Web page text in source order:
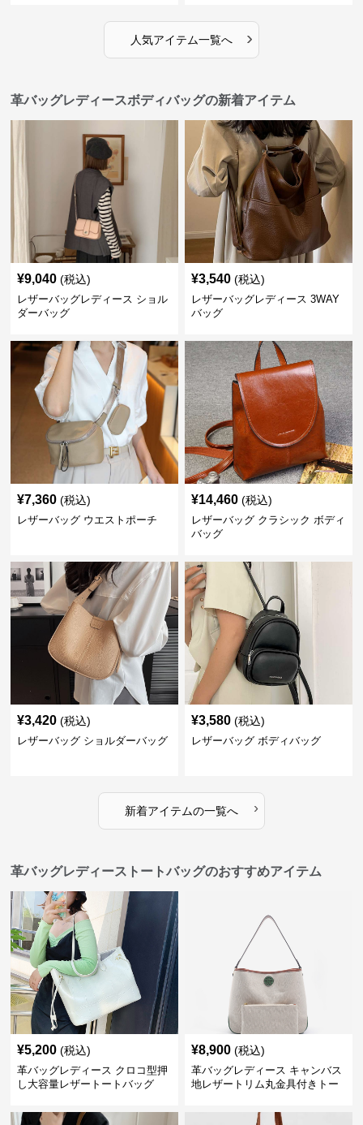
人気アイテム一覧へ ›
革バッグレディースボディバッグの新着アイテム
¥9,040 (税込)
レザーバッグレディース ショル
ダーバッグ
¥3,540 (税込)
レザーバッグレディース 3WAY
バッグ
¥7,360 (税込)
レザーバッグ ウエストポーチ
¥14,460 (税込)
レザーバッグ クラシック ボディ
バッグ
¥3,420 (税込)
レザーバッグ ショルダーバッグ
¥3,580 (税込)
レザーバッグ ボディバッグ
新着アイテムの一覧へ ›
革バッグレディーストートバッグのおすすめアイテム
¥5,200 (税込)
革バッグレディース クロコ型押
し大容量レザートートバッグ
¥8,900 (税込)
革バッグレディース キャンバス
地レザートリム丸金具付きトー